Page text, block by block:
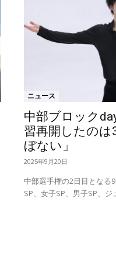
ニュース
中部ブロック
習再開したのは
ぼない」
2025年9月20日
中部選手権の2日目となる
SP、女子SP、男子SP、